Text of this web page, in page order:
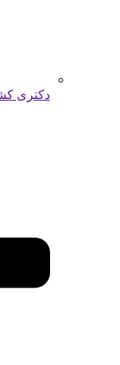
دکتری